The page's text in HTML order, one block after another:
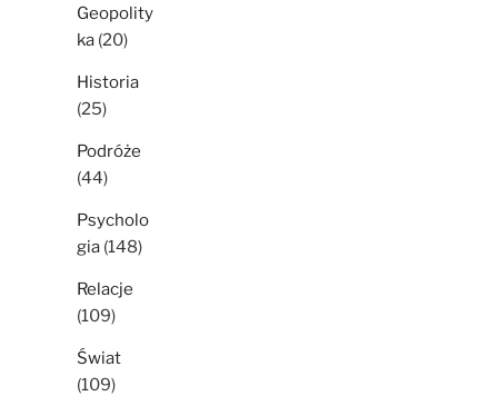
Geopolity
ka (20)
Historia
(25)
Podróże
(44)
Psycholo
gia (148)
Relacje
(109)
Świat
(109)